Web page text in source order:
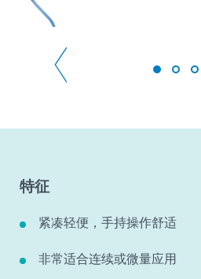
特征
紧凑轻便，手持操作舒适
非常适合连续或微量应用